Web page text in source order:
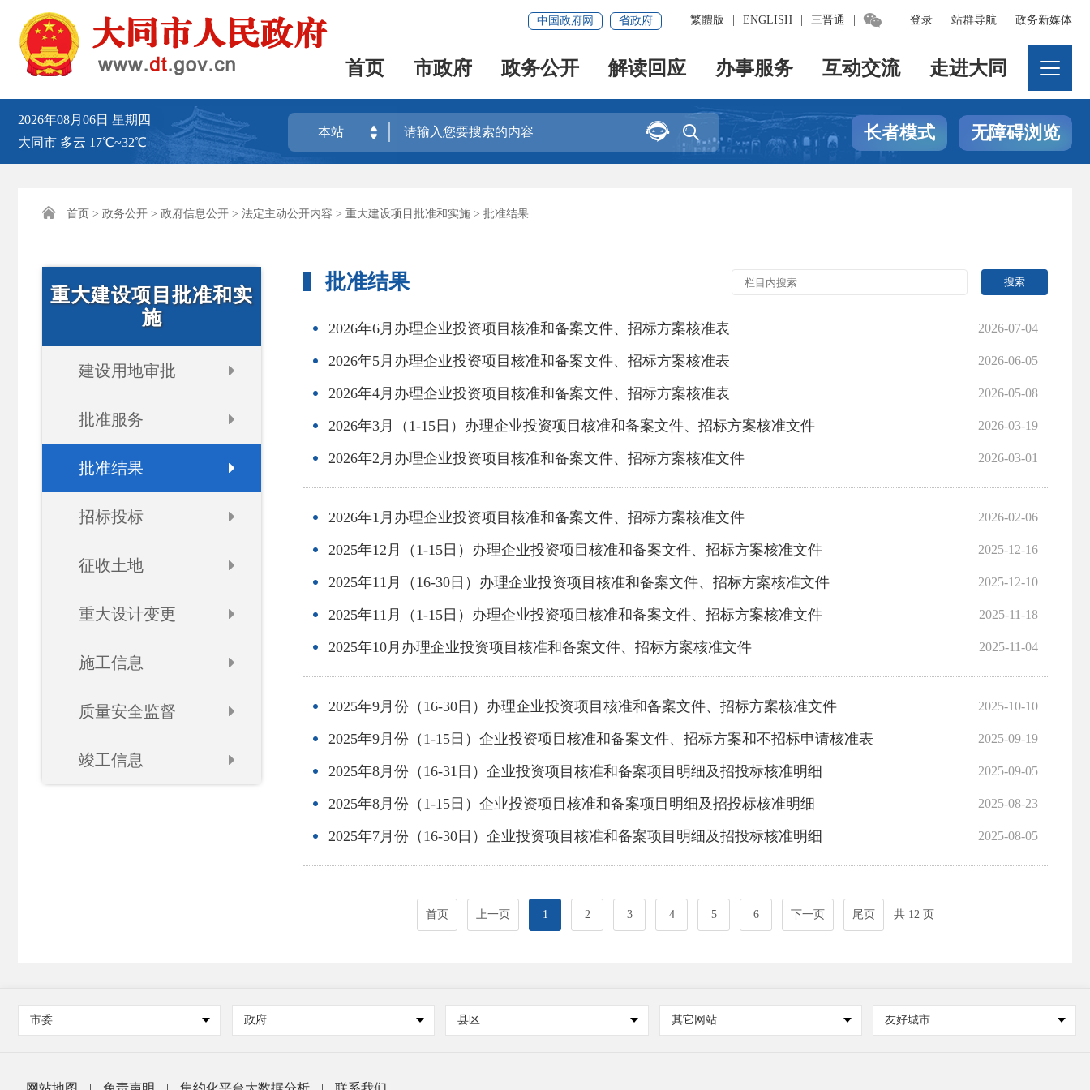
登录 站群导航 政务新媒体
繁體版 ENGLISH 三晋通 
中国政府网 省政府
首页 市政府 政务公开 解读回应 办事服务 互动交流 走进大同
2026年08月06日 星期四
大同市 多云 17℃~32℃
本站 
 长者模式 无障碍浏览
 首页 > 政务公开 > 政府信息公开 > 法定主动公开内容 > 重大建设项目批准和实施 > 批准结果
重大建设项目批准和实
施
建设用地审批
批准服务
批准结果
招标投标
征收土地
重大设计变更
施工信息
质量安全监督
竣工信息
批准结果
2026年6月办理企业投资项目核准和备案文件、招标方案核准表 2026-07-04
2026年5月办理企业投资项目核准和备案文件、招标方案核准表 2026-06-05
2026年4月办理企业投资项目核准和备案文件、招标方案核准表 2026-05-08
2026年3月（1-15日）办理企业投资项目核准和备案文件、招标方案核准文件 2026-03-19
2026年2月办理企业投资项目核准和备案文件、招标方案核准文件 2026-03-01
2026年1月办理企业投资项目核准和备案文件、招标方案核准文件 2026-02-06
2025年12月（1-15日）办理企业投资项目核准和备案文件、招标方案核准文件 2025-12-16
2025年11月（16-30日）办理企业投资项目核准和备案文件、招标方案核准文件 2025-12-10
2025年11月（1-15日）办理企业投资项目核准和备案文件、招标方案核准文件 2025-11-18
2025年10月办理企业投资项目核准和备案文件、招标方案核准文件 2025-11-04
2025年9月份（16-30日）办理企业投资项目核准和备案文件、招标方案核准文件 2025-10-10
2025年9月份（1-15日）企业投资项目核准和备案文件、招标方案和不招标申请核准表 2025-09-19
2025年8月份（16-31日）企业投资项目核准和备案项目明细及招投标核准明细 2025-09-05
2025年8月份（1-15日）企业投资项目核准和备案项目明细及招投标核准明细 2025-08-23
2025年7月份（16-30日）企业投资项目核准和备案项目明细及招投标核准明细 2025-08-05
首页 上一页 1 2 3 4 5 6 下一页 尾页 共 12 页
市委 政府 县区 其它网站 友好城市